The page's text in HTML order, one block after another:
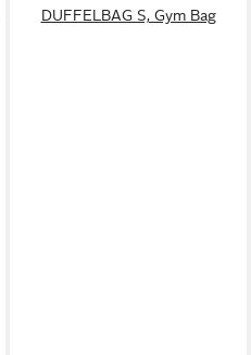
DUFFELBAG S, Gym Bag